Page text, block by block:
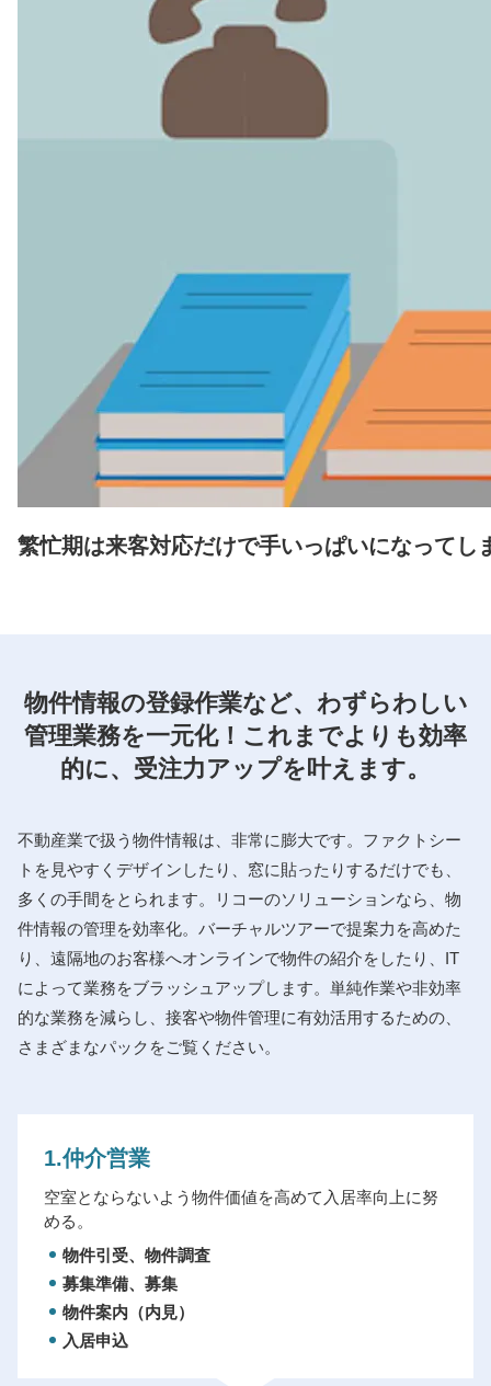
繁忙期は来客対応だけで手いっぱいになってし
物件情報の登録作業など、わずらわしい
管理業務を一元化！これまでよりも効率
的に、受注力アップを叶えます。
不動産業で扱う物件情報は、非常に膨大です。ファクトシー
トを見やすくデザインしたり、窓に貼ったりするだけでも、
多くの手間をとられます。リコーのソリューションなら、物
件情報の管理を効率化。バーチャルツアーで提案力を高めた
り、遠隔地のお客様へオンラインで物件の紹介をしたり、IT
によって業務をブラッシュアップします。単純作業や非効率
的な業務を減らし、接客や物件管理に有効活用するための、
さまざまなパックをご覧ください。
1.仲介営業
空室とならないよう物件価値を高めて入居率向上に努
める。
物件引受、物件調査
募集準備、募集
物件案内（内見）
入居申込